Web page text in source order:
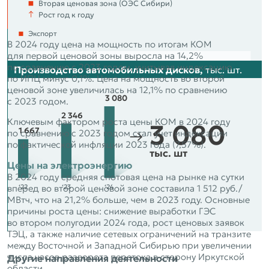
Янв.
2023
Март
2023
Май
20 23
Июль
20 23
Нояб.
2 023
Янв.
24
Фев.
024
Апр.
20 24
Июнь
20 24
Авг.
2 024
Сент.
20 24
2
1 000
2 000
‘23 ‘24
Экспорт
Производство автомобильных дисков,тыс. шт.
‘22 ‘23 ‘24
1 667
2 346
3 080
3 080
тыс. шт
Другие направления деятельности
Вторая ценовая зона (ОЭС Сибири)
Рост год к году
↑
В 2024 году цена на мощность по итогам КОМ
для первой ценовой зоны выросла на 14,2%
по сравнению с 2023 годом, учитывая индексацию
по ИПЦ минус 0,1%. Цена на мощность во второй
ценовой зоне увеличилась на 12,1% по сравнению
с 2023 годом.
Ключевым фактором роста цены КОМ в 2024 году
по сравнению с 2023 годом стал учет индексации
по фактической инфляции 2023 года (7,57%).
Цены на электроэнергию
В 2024 году средняя спотовая цена на рынке на сутки
вперед во второй ценовой зоне составила 1 512 руб./
МВтч, что на 21,2% больше, чем в 2023 году. Основные
причины роста цены: снижение выработки ГЭС
во втором полугодии 2024 года, рост ценовых заявок
ТЭЦ, а также наличие сетевых ограничений на транзите
между Восточной и Западной Сибирью при увеличении
числа часов разворота перетока в сторону Иркутской